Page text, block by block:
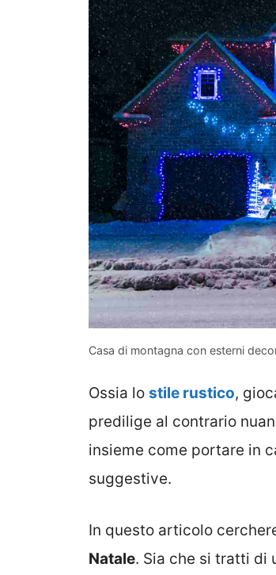
Casa di montagna con esterni
Ossia lo stile rustico,
predilige al contrario
insieme come portare in
suggestive.
In questo articolo
Natale. Sia che si tratti di